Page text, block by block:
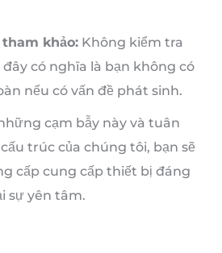
khảo: Không kiểm tra
có nghĩa là bạn không có
nếu có vấn đề phát sinh.
cạm bẫy này và tuân
trúc của chúng tôi, bạn sẽ
cấp cung cấp thiết bị đáng
sự yên tâm.